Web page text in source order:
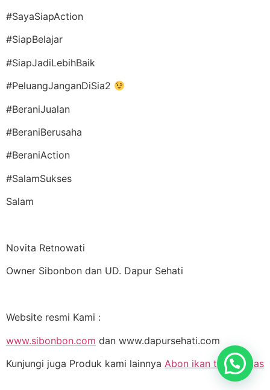
#SayaSiapAction
#SiapBelajar
#SiapJadiLebihBaik
#PeluangJanganDiSia2
#BeraniJualan
#BeraniBerusaha
#BeraniAction
#SalamSukses
Salam
Novita Retnowati
Owner Sibonbon dan UD. Dapur Sehati
Website resmi Kami :
www.sibonbon.com dan www.dapursehati.com
Kunjungi juga Produk kami lainnya Abon ikan tuna pedas